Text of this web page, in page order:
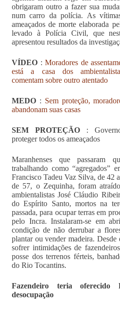
obrigaram outro a fazer sua
num carro da polícia. As
ameaçados de morte elaborada
levado à Polícia Civil, que
apresentou resultados da
VÍDEO :Moradores de
está a casa dos
comentam sobre outro atentado
MEDO : Sem proteção,
abandonam suas casas
SEM PROTEÇÃO :
proteger todos os ameaçados
Maranhenses que passaram
trabalhando como “agregados”
Francisco Tadeu Vaz Silva, de 42
de 57, o Zequinha, foram
ambientalistas José Cláudio
do Espírito Santo, mortos na
passada, para ocupar terras em
pelo Incra. Instalaram-se em
condição de não derrubar a
plantar ou vender madeira. Desde
sofrer intimidações de
posse dos terrenos férteis,
do Rio Tocantins.
Fazendeiro teria
desocupação